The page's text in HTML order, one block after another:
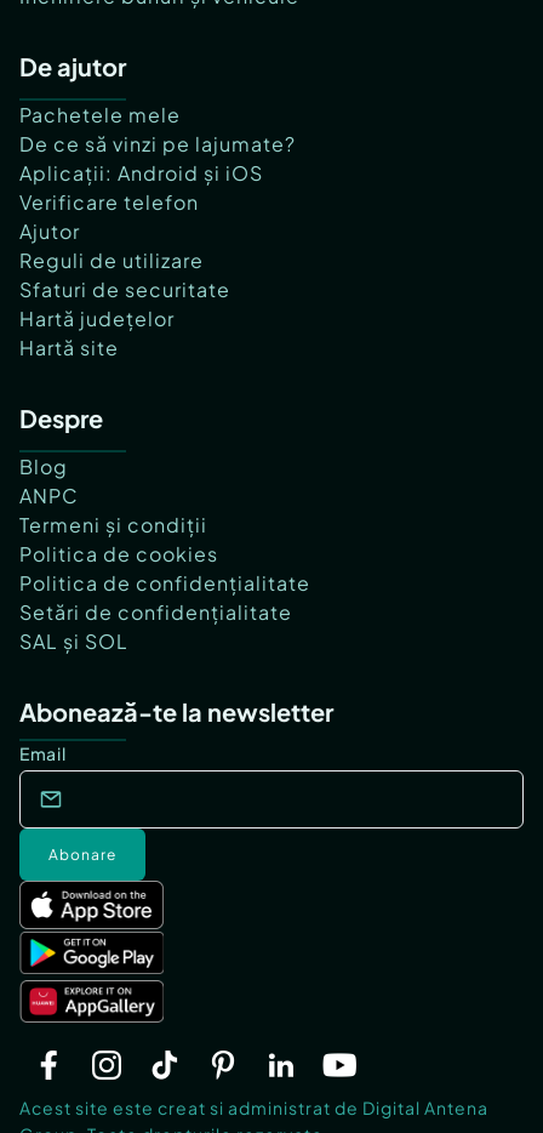
De ajutor
Pachetele mele
De ce să vinzi pe lajumate?
Aplicații: Android și iOS
Verificare telefon
Ajutor
Reguli de utilizare
Sfaturi de securitate
Hartă județelor
Hartă site
Despre
Blog
ANPC
Termeni și condiții
Politica de cookies
Politica de confidențialitate
Setări de confidențialitate
SAL și SOL
Abonează-te la newsletter
Email
Abonare
Acest site este creat si administrat de Digital Antena